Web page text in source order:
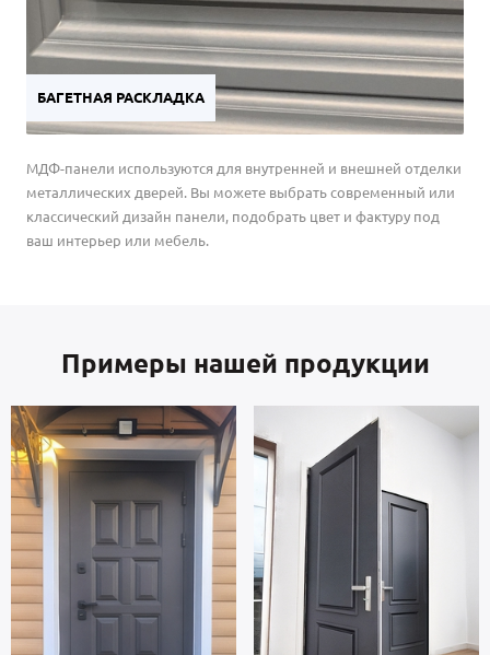
БАГЕТНАЯ РАСКЛАДКА
МДФ-панели используются для внутренней и внешней отделки
металлических дверей. Вы можете выбрать современный или
классический дизайн панели, подобрать цвет и фактуру под
ваш интерьер или мебель.
Примеры нашей продукции